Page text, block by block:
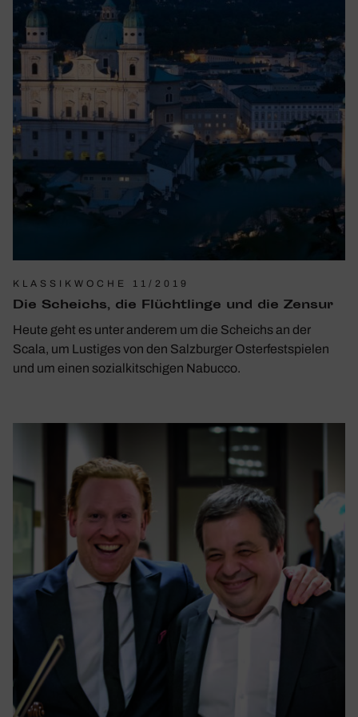
KLASSIKWOCHE 11/2019
Die Scheichs, die Flücht­linge und die Zensur
Heute geht es unter anderem um die Scheichs an der
Scala, um Lustiges von den Salz­burger Oster­fest­spielen
und um einen sozi­al­kit­schigen Nabucco.